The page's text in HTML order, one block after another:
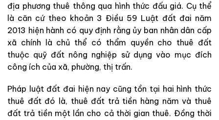
địa phương thuê thông qua hình thức đấu giá. Cụ thể
là căn cứ theo khoản 3 Điều 59 Luật đất đai năm
2013 hiện hành có quy định rằng ủy ban nhân dân cấp
xã chính là chủ thể có thẩm quyền cho thuê đất
thuộc quỹ đất nông nghiệp sử dụng vào mục đích
công ích của xã, phường, thị trấn.
Pháp luật đất đai hiện nay cũng tồn tại hai hình thức
thuê đất đó là, thuê đất trả tiền hàng năm và thuê
đất trả tiền một lần cho cả thời gian thuê. Đồng thời